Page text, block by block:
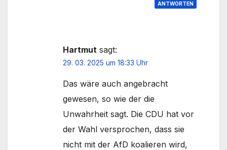
ANTWORTEN
Hartmut sagt:
29. 03. 2025 um 18:33 Uhr
Das wäre auch angebracht
gewesen, so wie der die
Unwahrheit sagt. Die CDU hat vor
der Wahl versprochen, dass sie
nicht mit der AfD koalieren wird,